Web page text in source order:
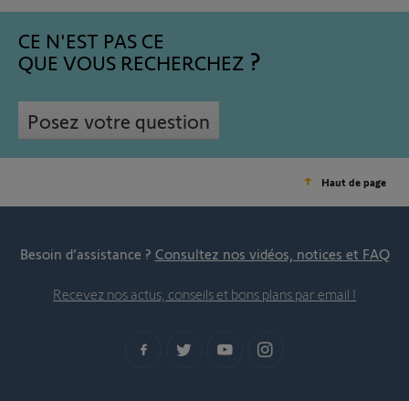
CE N'EST PAS CE
QUE VOUS RECHERCHEZ
Posez votre question
Haut de page
Besoin d’assistance ? Consultez nos vidéos, notices et FAQ
Recevez nos actus, conseils et bons plans par email !